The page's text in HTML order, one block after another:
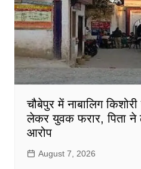
चौबेपुर में नाबालिग
लेकर युवक फरार, पिता ने
आरोप
August 7, 2026